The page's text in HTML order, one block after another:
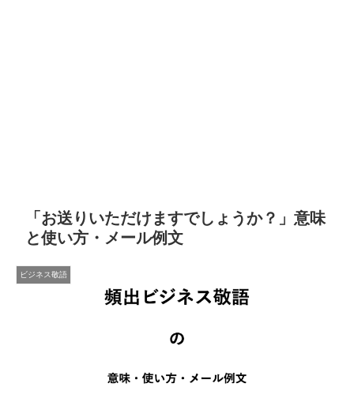
「お送りいただけますでしょうか？」意味
と使い方・メール例文
ビジネス敬語